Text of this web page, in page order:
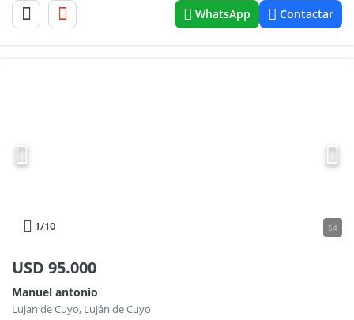
WhatsApp Contactar
1/10 54
USD 95.000
Manuel antonio
Lujan de Cuyo, Luján de Cuyo